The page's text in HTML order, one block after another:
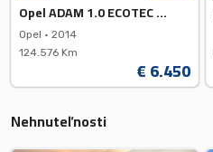
Opel ADAM 1.0 ECOTEC DI Tubo E...
Opel • 2014
124.576 Km
€ 6.450
Nehnuteľnosti